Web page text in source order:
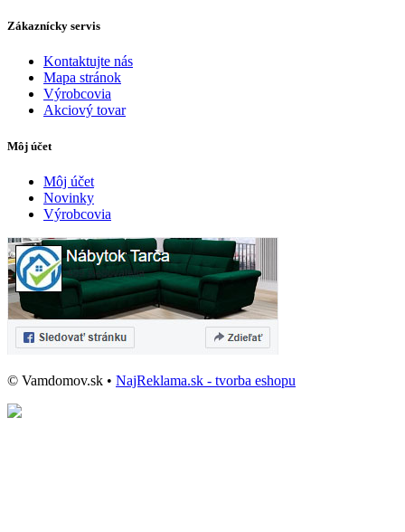
Zákaznícky servis
Kontaktujte nás
Mapa stránok
Výrobcovia
Akciový tovar
Môj účet
Môj účet
Novinky
Výrobcovia
© Vamdomov.sk • NajReklama.sk - tvorba eshopu